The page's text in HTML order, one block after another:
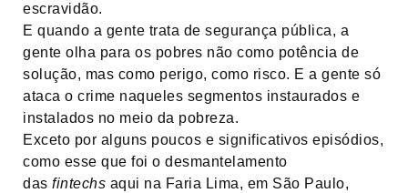
escravidão.
E quando a gente trata de segurança pública, a
gente olha para os pobres não como potência de
solução, mas como perigo, como risco. E a gente só
ataca o crime naqueles segmentos instaurados e
instalados no meio da pobreza.
Exceto por alguns poucos e significativos episódios,
como esse que foi o desmantelamento
das fintechs aqui na Faria Lima, em São Paulo,